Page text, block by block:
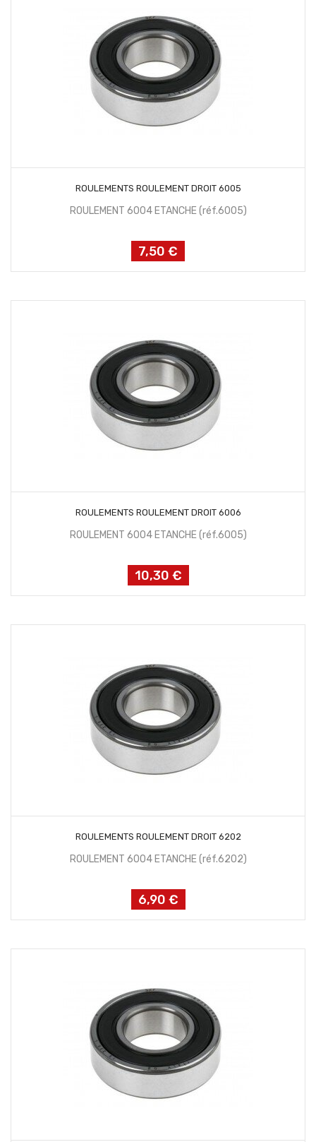
ROULEMENTS ROULEMENT DROIT 6005
ROULEMENT 6004 ETANCHE (réf.6005)
Prix
7,50 €
ROULEMENTS ROULEMENT DROIT 6006
ROULEMENT 6004 ETANCHE (réf.6005)
Prix
10,30 €
ROULEMENTS ROULEMENT DROIT 6202
ROULEMENT 6004 ETANCHE (réf.6202)
Prix
6,90 €